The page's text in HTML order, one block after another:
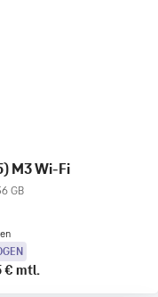
M3 Wi-Fi
GB
€ mtl.